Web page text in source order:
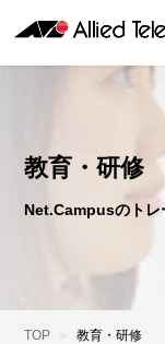
教育・研修
Net.Campusのトレ
TOP 教育・研修